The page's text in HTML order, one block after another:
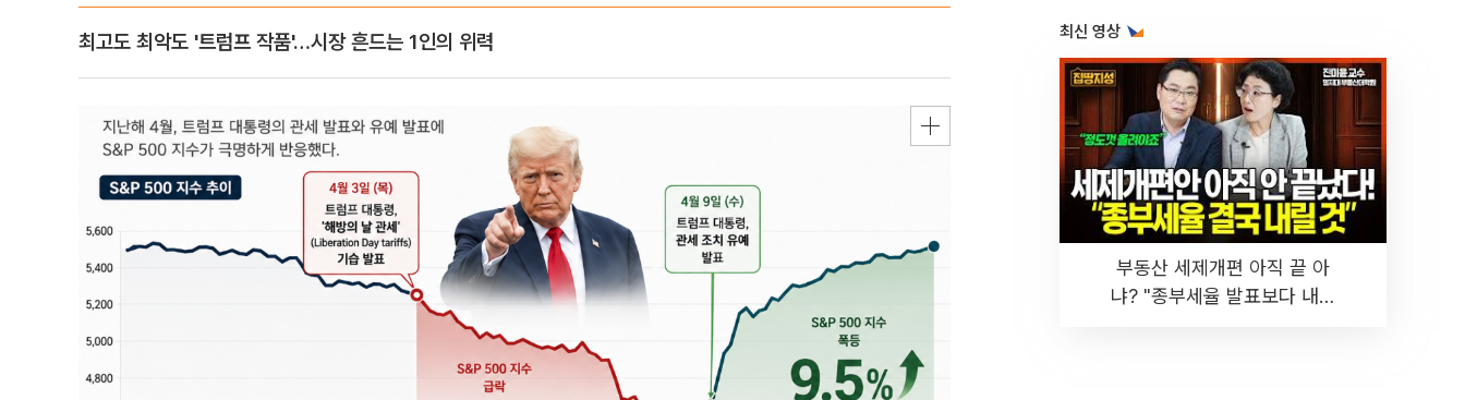
최고도 최악도 '트럼프 작품'…시장 흔드는 1인의 위력 최신 영상
부동산 세제개편 아직 끝 아
냐? "종부세율 발표보다 내릴